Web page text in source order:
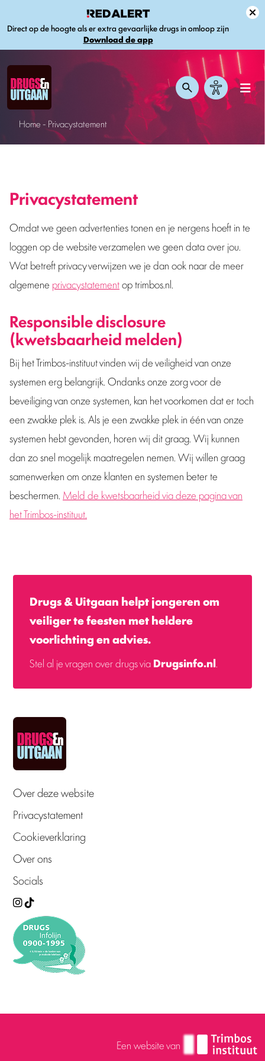
Direct op de hoogte als er extra gevaarlijke drugs in omloop zijn
Download de app
Home- Privacystatement
Privacystatement
Omdat we geen advertenties tonen en je nergens hoeft in te
loggen op de website verzamelen we geen data over jou.
Wat betreft privacy verwijzen we je dan ook naar de meer
algemene privacystatementop trimbos.nl.
Responsible disclosure
(kwetsbaarheid melden)
Bij het Trimbos-instituut vinden wij de veiligheid van onze
systemen erg belangrijk. Ondanks onze zorg voor de
beveiliging van onze systemen, kan het voorkomen dat er toch
een zwakke plek is. Als je een zwakke plek in één van onze
systemen hebt gevonden, horen wij dit graag. Wij kunnen
dan zo snel mogelijk maatregelen nemen. Wij willen graag
samenwerken om onze klanten en systemen beter te
beschermen. Meld de kwetsbaarheid via deze pagina van
het Trimbos-instituut.
Drugs & Uitgaan helpt jongeren om
veiliger te feesten met heldere
voorlichting en advies.
Stel al je vragen over drugs viaDrugsinfo.nl
Over deze website
Privacystatement
Cookieverklaring
Over ons
Socials
Een website van